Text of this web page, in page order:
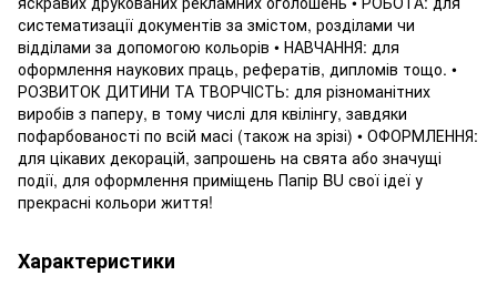
систематизації документів за змістом, розділами чи
відділами за допомогою кольорів • НАВЧАННЯ: для
оформлення наукових праць, рефератів, дипломів тощо. •
РОЗВИТОК ДИТИНИ ТА ТВОРЧІСТЬ: для різноманітних
виробів з паперу, в тому числі для квілінгу, завдяки
пофарбованості по всій масі (також на зрізі) • ОФОРМЛЕННЯ:
для цікавих декорацій, запрошень на свята або значущі
події, для оформлення приміщень Папір BU свої ідеї у
прекрасні кольори життя!
Характеристики